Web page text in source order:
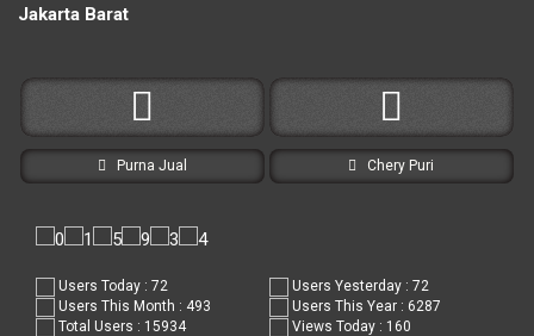
Jakarta Barat
Purna Jual Chery Puri
Users Today : 72
Users Yesterday : 72
Users This Month : 493
Users This Year : 6287
Total Users : 15934
Views Today : 160